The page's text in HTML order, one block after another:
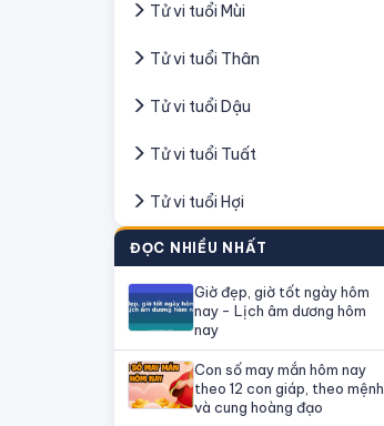
Tử vi tuổi Mùi
Tử vi tuổi Thân
Tử vi tuổi Dậu
Tử vi tuổi Tuất
Tử vi tuổi Hợi
ĐỌC NHIỀU NHẤT
Giờ đẹp, giờ tốt ngày hôm
nay - Lịch âm dương hôm
nay
Con số may mắn hôm nay
theo 12 con giáp, theo mệnh
và cung hoàng đạo